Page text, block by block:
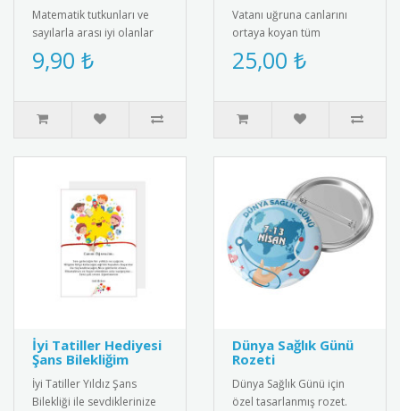
Matematik tutkunları ve
sayılarla arası iyi olanlar
için harika bir kelime
oyunu içeren "I ❤️ Maths ..
9,90 ₺
Vatanı uğruna canlarını
ortaya koyan tüm
gazilerimizin Gaziler Günü
Kutlu Olsun" mesajı ve
25,00 ₺
İyi Tatiller Hediyesi
Şans Bilekliğim
İyi Tatiller Yıldız Şans
Bilekliği ile sevdiklerinize
Dünya Sağlık Günü
Rozeti
Dünya Sağlık Günü için
özel tasarlanmış rozet.